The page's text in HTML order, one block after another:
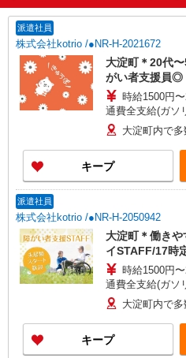
派遣社員
株式会社kotrio /●NR-H-2021672
大淀町＊20代
がい者支援員◎
時給1500円
通費全支給(ガソ
大淀町内で多
キープ
派遣社員
株式会社kotrio /●NR-H-2050942
大淀町＊働き
イSTAFF/17時
時給1500円
通費全支給(ガソ
大淀町内で多
キープ